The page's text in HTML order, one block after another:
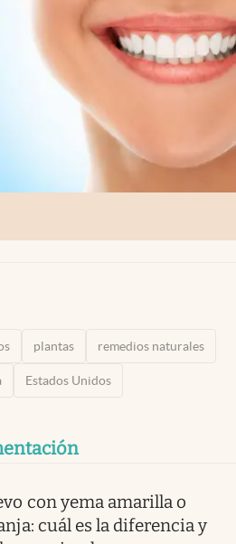
plantas remedios naturales
Estados Unidos
con yema amarilla o
cuál es la diferencia y